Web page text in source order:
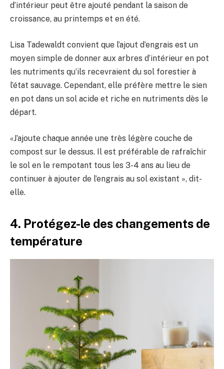
d’intérieur peut être ajouté pendant la saison de
croissance, au printemps et en été.
Lisa Tadewaldt convient que l’ajout d’engrais est un
moyen simple de donner aux arbres d’intérieur en pot
les nutriments qu’ils recevraient du sol forestier à
l’état sauvage. Cependant, elle préfère mettre le sien
en pot dans un sol acide et riche en nutriments dès le
départ.
«J’ajoute chaque année une très légère couche de
compost sur le dessus. Il est préférable de rafraîchir
le sol en le rempotant tous les 3-4 ans au lieu de
continuer à ajouter de l’engrais au sol existant », dit-
elle.
4. Protégez-le des changements de
température